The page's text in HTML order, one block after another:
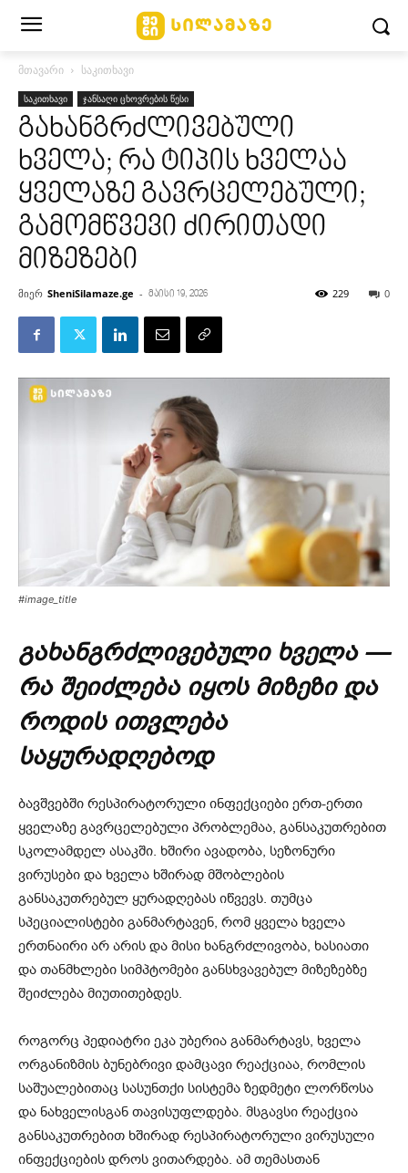
მთავარი საკითხავი
საკითხავი ჯანსაღი ცხოვრების წესი
გახანგრძლივებული
ხველა; რა ტიპის ხველაა
ყველაზე გავრცელებული;
გამომწვევი ძირითადი
მიზეზები
მიერ SheniSilamaze.ge - მაისი 19, 2026 0
229
#image_title
გახანგრძლივებული ხველა —
რა შეიძლება იყოს მიზეზი და
როდის ითვლება
საყურადღებოდ
ბავშვებში რესპირატორული ინფექციები ერთ-ერთი
ყველაზე გავრცელებული პრობლემაა, განსაკუთრებით
სკოლამდელ ასაკში. ხშირი ავადობა, სეზონური
ვირუსები და ხველა ხშირად მშობლების
განსაკუთრებულ ყურადღებას იწვევს. თუმცა
სპეციალისტები განმარტავენ, რომ ყველა ხველა
ერთნაირი არ არის და მისი ხანგრძლივობა, ხასიათი
და თანმხლები სიმპტომები განსხვავებულ მიზეზებზე
შეიძლება მიუთითებდეს.
როგორც პედიატრი ეკა უბერია განმარტავს, ხველა
ორგანიზმის ბუნებრივი დამცავი რეაქციაა, რომლის
საშუალებითაც სასუნთქი სისტემა ზედმეტი ლორწოსა
და ნახველისგან თავისუფლდება. მსგავსი რეაქცია
განსაკუთრებით ხშირად რესპირატორული ვირუსული
ინფექციების დროს ვითარდება. ამ თემასთან